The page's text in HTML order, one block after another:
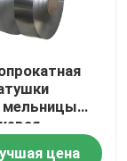
крышу цинк
цена